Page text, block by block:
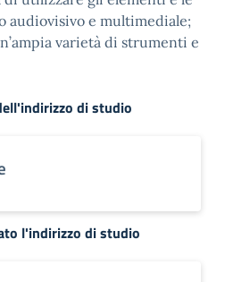
audiovisivo e multimediale;
varietà di strumenti e
di studio
l'indirizzo di studio